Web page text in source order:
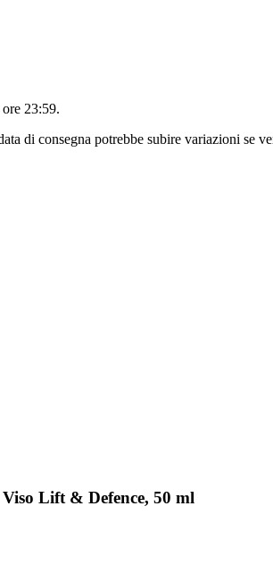
23:59.
di consegna potrebbe subire variazioni se
Lift & Defence, 50 ml